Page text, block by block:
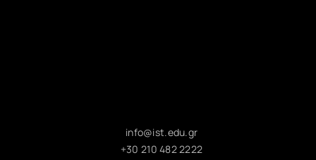
info@ist.edu.gr
+30 210 482 2222